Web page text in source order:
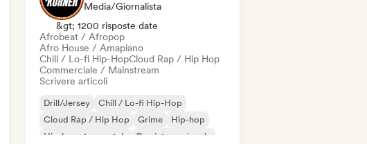
Media/Giornalista
&gt; 1200 risposte date
Afrobeat / Afropop
Afro House / Amapiano
Chill / Lo-fi Hip-HopCloud Rap / Hip Hop
Commerciale / Mainstream
Scrivere articoli
Drill/Jersey
Chill / Lo-fi Hip-Hop
Cloud Rap / Hip Hop
Grime
Hip-hop
Hip-hop strumentale
Rap internazionale